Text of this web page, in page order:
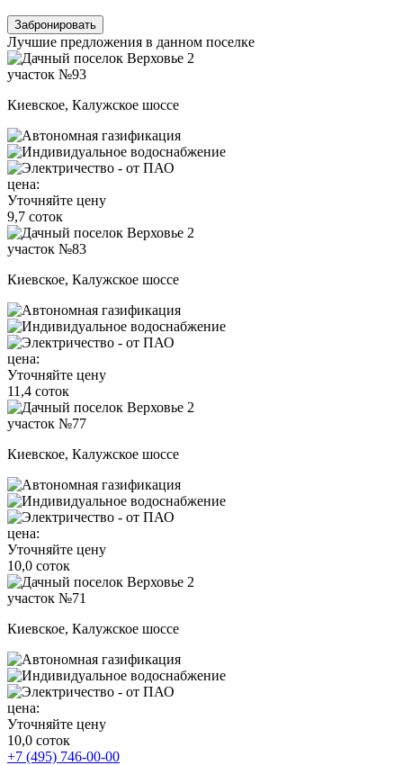
Забронировать
Лучшие предложения в данном поселке
участок №93
Киевское, Калужское шоссе
цена:
Уточняйте цену
9,7 соток
участок №83
Киевское, Калужское шоссе
цена:
Уточняйте цену
11,4 соток
участок №77
Киевское, Калужское шоссе
цена:
Уточняйте цену
10,0 соток
участок №71
Киевское, Калужское шоссе
цена:
Уточняйте цену
10,0 соток
+7 (495) 746-00-00